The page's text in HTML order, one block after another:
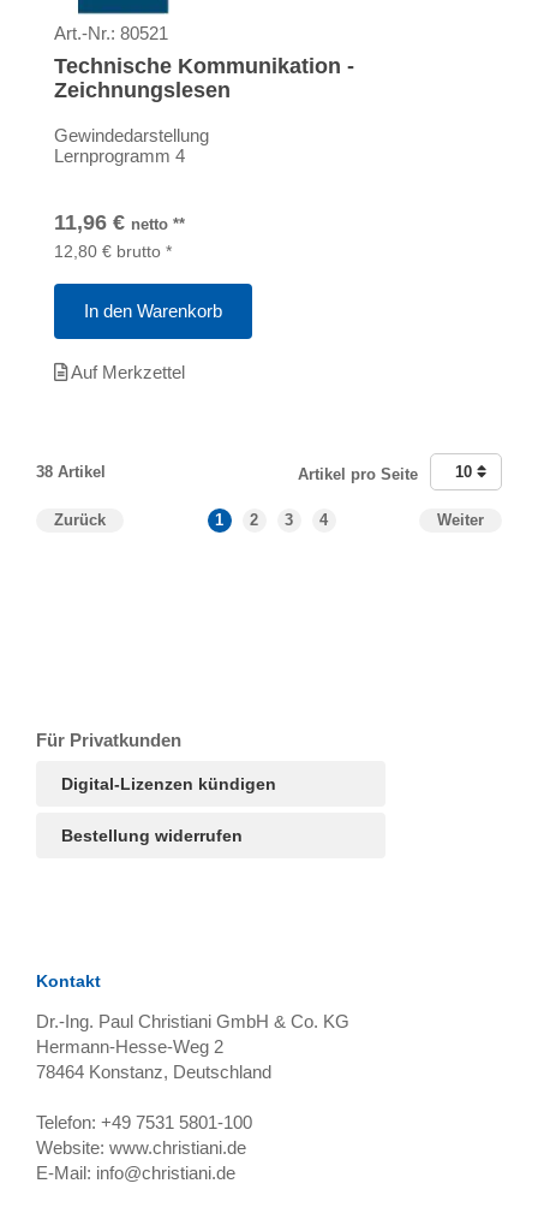
Für Privatkunden
Digital-Lizenzen kündigen
Bestellung widerrufen
Art.-Nr.: 80521
Technische Kommunikation -
Zeichnungslesen
Gewindedarstellung
Lernprogramm 4
11,96 € netto **
12,80 € brutto *
In den Warenkorb
Auf Merkzettel
38 Artikel
Zurück 1 2 3 4 Weiter
Artikel pro Seite 10
Kontakt
Dr.-Ing. Paul Christiani GmbH & Co. KG
Hermann-Hesse-Weg 2
78464 Konstanz, Deutschland
Telefon: +49 7531 5801-100
Website: www.christiani.de
E-Mail: info@christiani.de